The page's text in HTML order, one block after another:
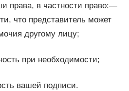
права, в частности право:—
что представитель может
другому лицу;
при необходимости;
вашей подписи.